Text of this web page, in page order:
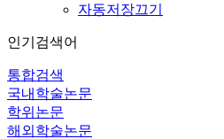
자동저장끄기
인기검색어
통합검색
국내학술논문
학위논문
해외학술논문